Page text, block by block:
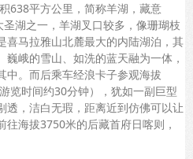
638平方公里，简称羊湖，藏意
圣湖之一，羊湖叉口较多，像珊瑚枝
喜马拉雅山北麓最大的内陆湖泊，其
巍峨的雪山、如洗的蓝天融为一体，
中。而后乘车经浪卡子参观海拔
览时间约30分钟），犹如一副巨型
透，洁白无瑕，距离近到仿佛可以让
往海拔3750米的后藏首府日喀则，